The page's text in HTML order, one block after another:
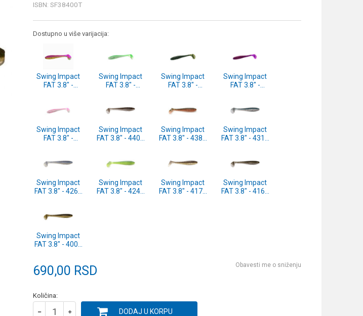
ISBN: SF38400T
Dostupno u više varijacija:
Swing Impact
FAT 3.8" -
Cahrt 6pcs
Swing Impact
FAT 3.8" -
(SF38FMS05T)
Swing Impact
FAT 3.8" -
Blue PP 6pcs
Swing Impact
FAT 3.8" -
6pcs
Swing Impact
FAT 3.8" -
Shad 6pcs
Swing Impact
FAT 3.8" - 440T
(SF38440T)
Swing Impact
FAT 3.8" - 438T
(SF38438T)
Swing Impact
FAT 3.8" - 431T
(SF38431T)
Swing Impact
FAT 3.8" - 426T
Swing Impact
FAT 3.8" - 424T
Swing Impact
FAT 3.8" - 417T
Swing Impact
FAT 3.8" - 416T
Swing Impact
FAT 3.8" - 400T
690,00 RSD Obavesti me o sniženju
Količina:
DODAJ U KORPU